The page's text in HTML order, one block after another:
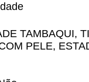
TAMBAQUI,
PELE,